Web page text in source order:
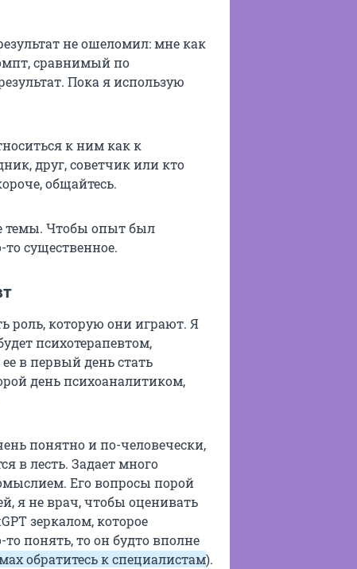
не ошеломил: мне как
сравнимый по
Пока я использую
к ним как к
друг, советчик или кто
общайтесь.
темы. Чтобы опыт был
существенное.
роль, которую они играют. Я
психотерапевтом,
в первый день стать
день психоаналитиком,
понятно и по-человечески,
в лесть. Задает много
Его вопросы порой
я не врач, чтобы оценивать
зеркалом, которое
понять, то он будто вполне
обратитесь к специалистам).